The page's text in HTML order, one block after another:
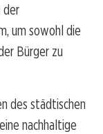
der
um sowohl die
Bürger zu
des städtischen
nachhaltige